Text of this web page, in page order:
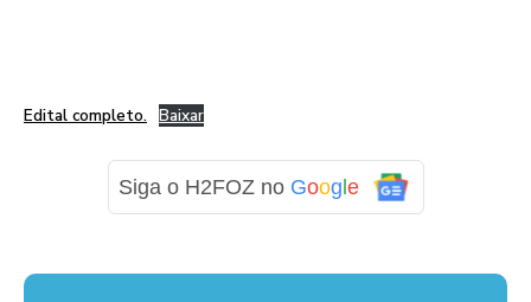
Edital completo. Baixar
Siga o H2FOZ no Google